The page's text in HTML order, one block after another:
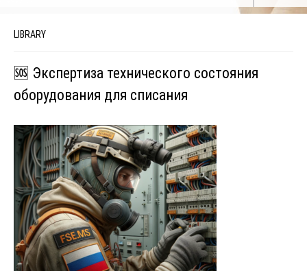
LIBRARY
🆘 Экспертиза технического состояния
оборудования для списания